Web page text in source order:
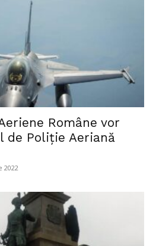
Investigații
Române vor
de Poliție Aeriană
2022